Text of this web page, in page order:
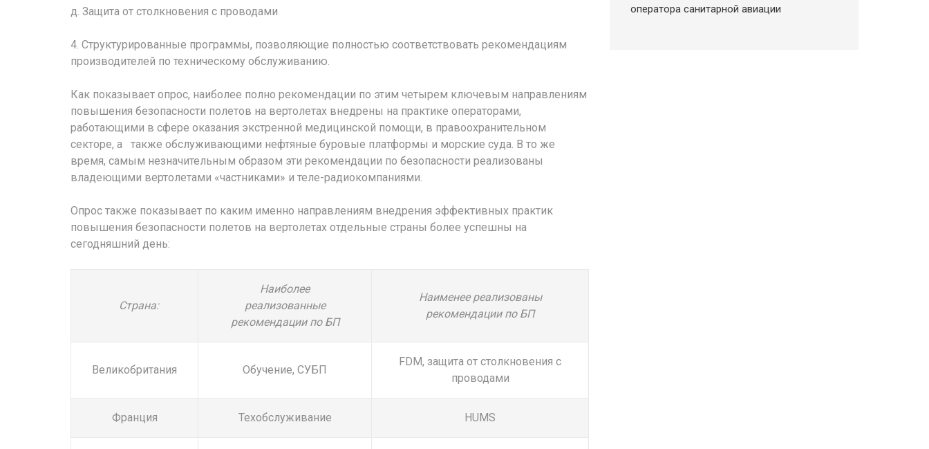
д. Защита от столкновения с проводами
4. Структурированные программы, позволяющие полностью соответствовать рекомендациям
производителей по техническому обслуживанию.
Как показывает опрос, наиболее полно рекомендации по этим четырем ключевым направлениям
повышения безопасности полетов на вертолетах внедрены на практике операторами,
работающими в сфере оказания экстренной медицинской помощи, в правоохранительном
секторе, а также обслуживающими нефтяные буровые платформы и морские суда. В то же
время, самым незначительным образом эти рекомендации по безопасности реализованы
владеющими вертолетами «частниками» и теле-радиокомпаниями.
Опрос также показывает по каким именно направлениям внедрения эффективных практик
повышения безопасности полетов на вертолетах отдельные страны более успешны на
сегодняшний день:
Страна:
Наиболее
реализованные
рекомендации по БП
Наименее реализованы
рекомендации по БП
Великобритания Обучение, СУБП
FDM, защита от столкновения с
проводами
Франция Техобслуживание HUMS
оператора санитарной авиации